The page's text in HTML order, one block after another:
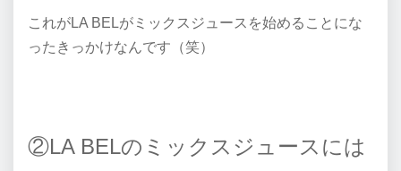
これがLA BELがミックスジュースを始めることにな
ったきっかけなんです（笑）
②LA BELのミックスジュースには